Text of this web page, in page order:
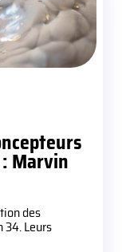
Marvin
des
Leurs